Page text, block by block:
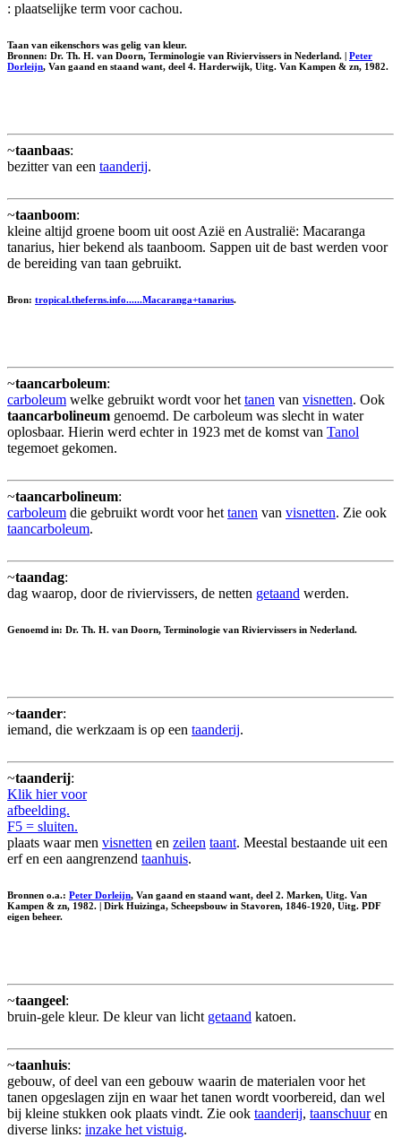
: plaatselijke term voor cachou.
Taan van eikenschors was gelig van kleur.
Bronnen: Dr. Th. H. van Doorn, Terminologie van Riviervissers in Nederland. | Peter
Dorleijn, Van gaand en staand want, deel 4. Harderwijk, Uitg. Van Kampen & zn, 1982.
~taanbaas:
bezitter van een taanderij.
~taanboom:
kleine altijd groene boom uit oost Azië en Australië: Macaranga
tanarius, hier bekend als taanboom. Sappen uit de bast werden voor
de bereiding van taan gebruikt.
Bron: tropical.theferns.info......Macaranga+tanarius.
~taancarboleum:
carboleum welke gebruikt wordt voor het tanen van visnetten. Ook
taancarbolineum genoemd. De carboleum was slecht in water
oplosbaar. Hierin werd echter in 1923 met de komst van Tanol
tegemoet gekomen.
~taancarbolineum:
carboleum die gebruikt wordt voor het tanen van visnetten. Zie ook
taancarboleum.
~taandag:
dag waarop, door de riviervissers, de netten getaand werden.
Genoemd in: Dr. Th. H. van Doorn, Terminologie van Riviervissers in Nederland.
~taander:
iemand, die werkzaam is op een taanderij.
~taanderij:
Klik hier voor
afbeelding.
F5 = sluiten.
plaats waar men visnetten en zeilen taant. Meestal bestaande uit een
erf en een aangrenzend taanhuis.
Bronnen o.a.: Peter Dorleijn, Van gaand en staand want, deel 2. Marken, Uitg. Van
Kampen & zn, 1982. | Dirk Huizinga, Scheepsbouw in Stavoren, 1846-1920, Uitg. PDF
eigen beheer.
~taangeel:
bruin-gele kleur. De kleur van licht getaand katoen.
~taanhuis:
gebouw, of deel van een gebouw waarin de materialen voor het
tanen opgeslagen zijn en waar het tanen wordt voorbereid, dan wel
bij kleine stukken ook plaats vindt. Zie ook taanderij, taanschuuren
diverse links: inzake het vistuig.